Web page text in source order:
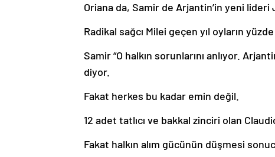
Oriana da, Samir de Arjantin’in yeni lideri
Radikal sağcı Milei geçen yıl oyların
Samir “O halkın sorunlarını anlıyor.
diyor.
Fakat herkes bu kadar emin değil.
12 adet tatlıcı ve bakkal zinciri olan
Fakat halkın alım gücünün düşmesi